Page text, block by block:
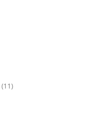
11articles